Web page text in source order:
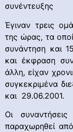
συνέντευξης
Έγιναν τρεις
της ώρας, τα
συνάντηση και
και έκφραση
άλλη, είχαν
συγκεκριμένα
και 29.06.2001.
Οι
παραχωρηθεί